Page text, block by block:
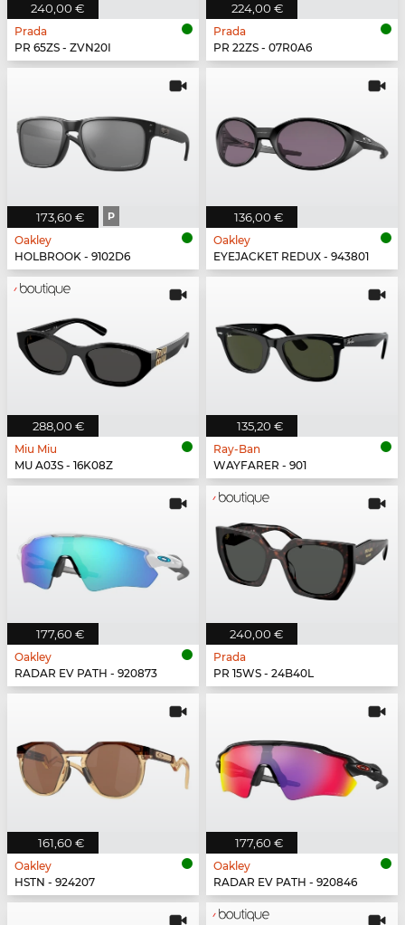
240,00 €
Prada
PR 65ZS - ZVN20I
224,00 €
Prada
PR 22ZS - 07R0A6
173,60 € P
Oakley
HOLBROOK - 9102D6
136,00 €
Oakley
EYEJACKET REDUX - 943801
288,00 €
Miu Miu
MU A03S - 16K08Z
135,20 €
Ray-Ban
WAYFARER - 901
177,60 €
Oakley
RADAR EV PATH - 920873
240,00 €
Prada
PR 15WS - 24B40L
161,60 €
Oakley
HSTN - 924207
177,60 €
Oakley
RADAR EV PATH - 920846